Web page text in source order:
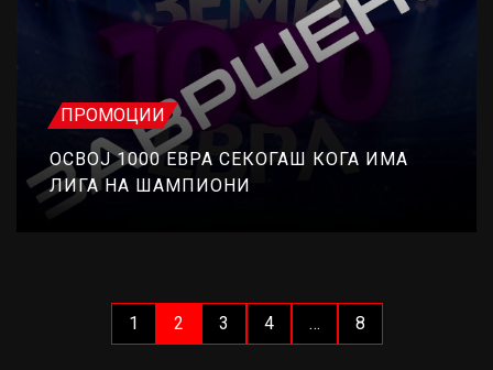
ПРОМОЦИИ
ОСВОЈ 1000 ЕВРА СЕКОГАШ КОГА ИМА
ЛИГА НА ШАМПИОНИ
1 2 3 4 … 8